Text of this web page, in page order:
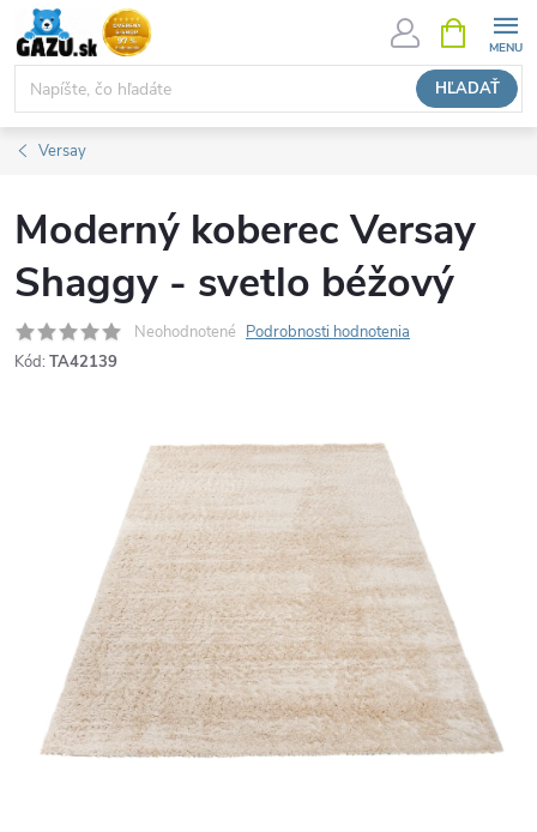
Prejsť
na
obsah
HĽADAŤ
KOŠÍK
Versay
Moderný koberec Versay
Shaggy - svetlo béžový
Neohodnotené Podrobnosti hodnotenia
Kód: TA42139